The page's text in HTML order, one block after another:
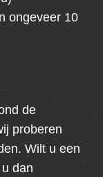
ongeveer 10
de
proberen
Wilt u een
dan